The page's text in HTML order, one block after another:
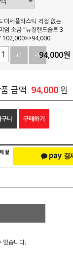
미세플라스틱 걱정 없는
엄 소금 "뉴질랜드솔트 3
102,000>>94,000
+1
-194,000원
금액 94,000 원
니 구매하기
있습니다.